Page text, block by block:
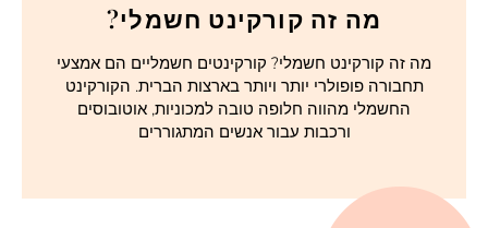
מה זה קורקינט חשמלי?
מה זה קורקינט חשמלי? קורקינטים חשמליים הם אמצעי
תחבורה פופולרי יותר ויותר בארצות הברית. הקורקינט
החשמלי מהווה חלופה טובה למכוניות, אוטובוסים
ורכבות עבור אנשים המתגוררים